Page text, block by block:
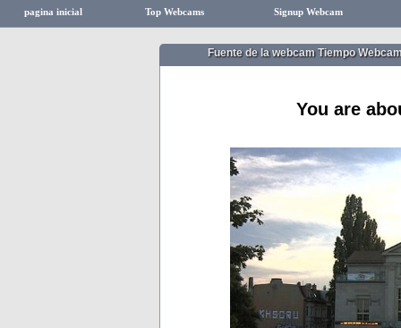
pagina inicial Top Webcams Signup Webcam
Fuente de la webcam Tiempo
You are